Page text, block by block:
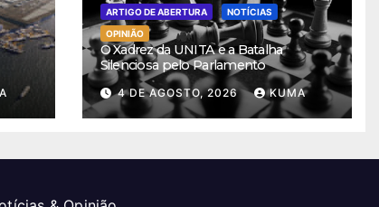
ARTIGO DE ABERTURA
NOTÍCIAS
OPINIÃO
O Xadrez da UNITA e a Batalha
Silenciosa pelo Parlamento
4 DE AGOSTO, 2026 KUMA